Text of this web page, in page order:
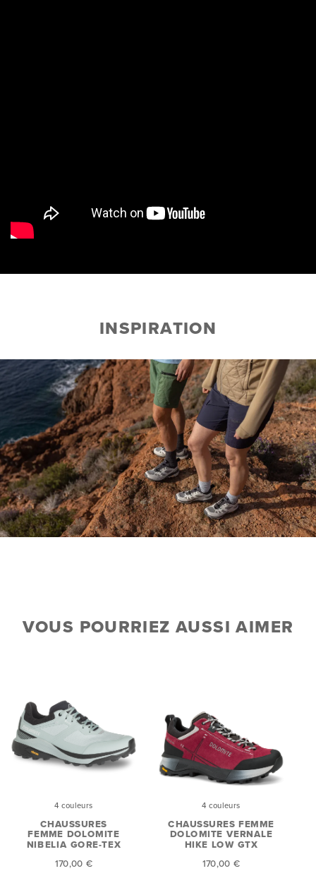
INSPIRATION
VOUS POURRIEZ AUSSI AIMER
4 couleurs
CHAUSSURES
FEMME DOLOMITE
NIBELIA GORE-TEX
170,00 €
4 couleurs
CHAUSSURES FEMME
DOLOMITE VERNALE
HIKE LOW GTX
170,00 €